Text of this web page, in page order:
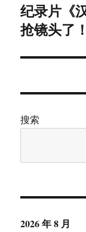
下
篇
章：
纪录片《
抢镜头了！
搜索
2026 年 8 月